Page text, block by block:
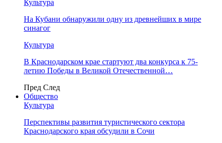
Культура
На Кубани обнаружили одну из древнейших в мире
синагог
Культура
В Краснодарском крае стартуют два конкурса к 75-
летию Победы в Великой Отечественной…
Пред След
Общество
Культура
Перспективы развития туристического сектора
Краснодарского края обсудили в Сочи